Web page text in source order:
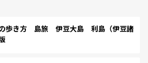
歩き方 島旅 伊豆大島 利島（伊豆諸